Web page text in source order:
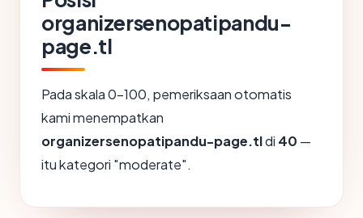
organizersenopatipandu-
page.tl
Pada skala 0-100, pemeriksaan otomatis
kami menempatkan
organizersenopatipandu-page.tldi 40 —
itu kategori "moderate".